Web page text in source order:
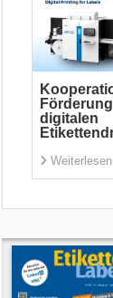
digitalen
Weiterlesen